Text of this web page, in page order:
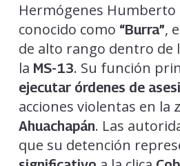
Hermógenes Humberto
conocido como “Burra”,
de alto rango dentro de
la MS-13. Su función
ejecutar órdenes de
acciones violentas en la
Ahuachapán. Las
que su detención